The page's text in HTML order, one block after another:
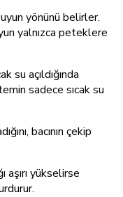
yönünü belirler.
yalnızca peteklere
su açıldığında
sadece sıcak su
bacının çekip
aşırı yükselirse